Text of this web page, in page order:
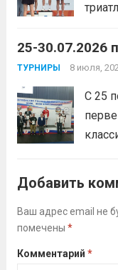
25-30.07.2026
ТУРНИРЫ 8 июля,
С 25
Добавить
Ваш адрес email не
помечены *
Комментарий *